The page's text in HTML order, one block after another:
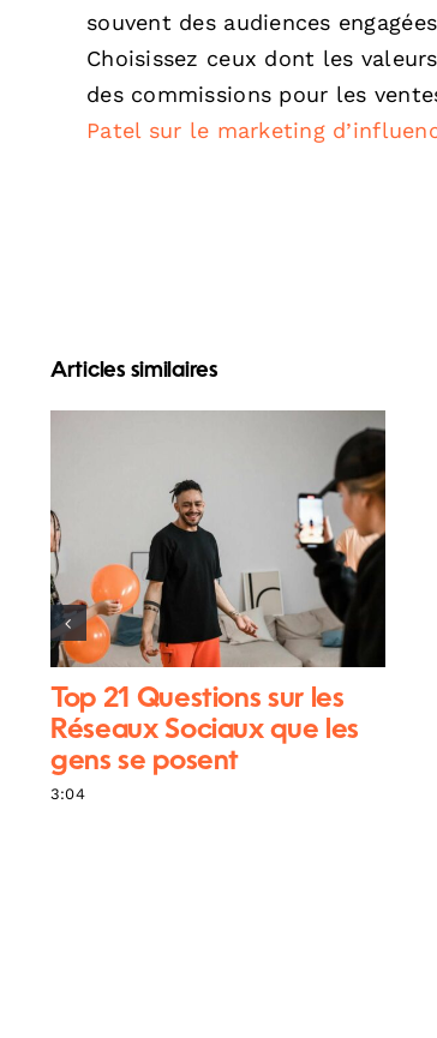
souvent des audiences
Choisissez ceux dont les
des commissions pour les
Patel sur le marketing
Articles similaires
Top 21 Questions sur les
Réseaux Sociaux que les
gens se posent
3:04